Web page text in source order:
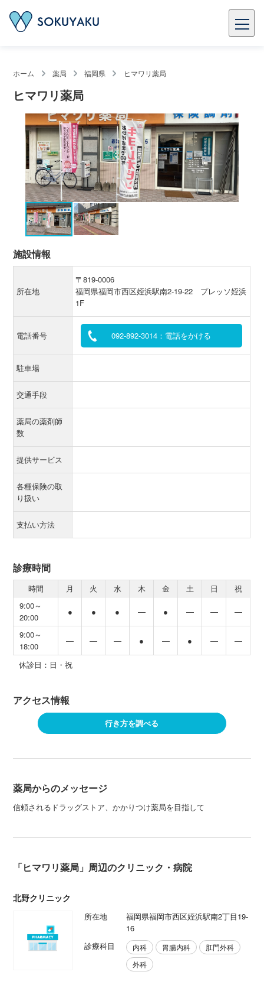
ホーム 薬局 福岡県 ヒマワリ薬局
ヒマワリ薬局
施設情報
所在地
〒819-0006
福岡県福岡市西区姪浜駅南2-19-22 プレッソ姪浜
1F
電話番号 092-892-3014：電話をかける
駐車場
交通手段
薬局の薬剤師
数
提供サービス
各種保険の取
り扱い
支払い方法
診療時間
時間 月 火 水 木 金 土 日
祝
9:00～
20:00
● ● ● ― ● ― ― ―
9:00～
18:00
― ― ― ● ― ● ― ―
休診日：日・祝
アクセス情報
行き方を調べる
薬局からのメッセージ
信頼されるドラッグストア、かかりつけ薬局を目指して
「ヒマワリ薬局」周辺のクリニック・病院
北野クリニック
所在地
福岡県福岡市西区姪浜駅南2丁目19-
16
診療科目
内科 胃腸内科
肛門外科
外科